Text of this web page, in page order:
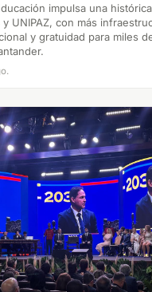
impulsa una histórica
UNIPAZ, con más
y gratuidad para miles